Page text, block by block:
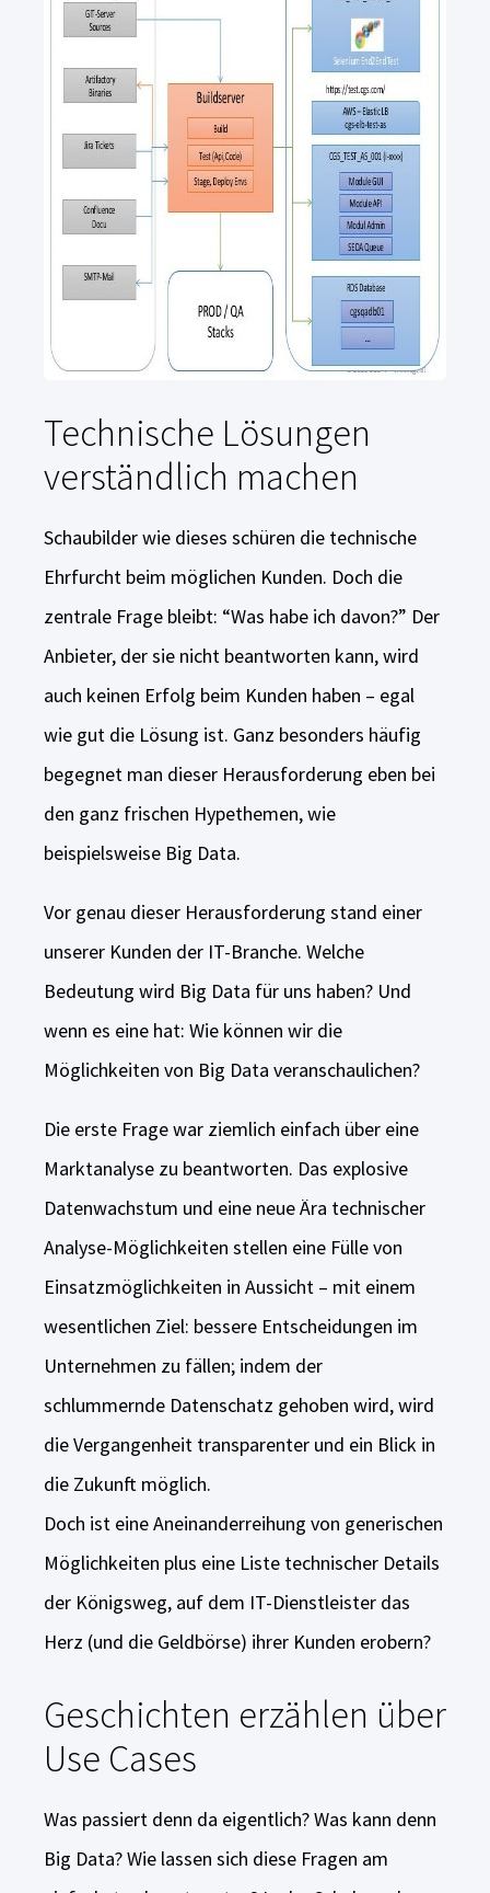
Technische Lösungen
verständlich machen
Schaubilder wie dieses schüren die technische
Ehrfurcht beim möglichen Kunden. Doch die
zentrale Frage bleibt: “Was habe ich davon?” Der
Anbieter, der sie nicht beantworten kann, wird
auch keinen Erfolg beim Kunden haben – egal
wie gut die Lösung ist. Ganz besonders häufig
begegnet man dieser Herausforderung eben bei
den ganz frischen Hypethemen, wie
beispielsweise Big Data.
Vor genau dieser Herausforderung stand einer
unserer Kunden der IT-Branche. Welche
Bedeutung wird Big Data für uns haben? Und
wenn es eine hat: Wie können wir die
Möglichkeiten von Big Data veranschaulichen?
Die erste Frage war ziemlich einfach über eine
Marktanalyse zu beantworten. Das explosive
Datenwachstum und eine neue Ära technischer
Analyse-Möglichkeiten stellen eine Fülle von
Einsatzmöglichkeiten in Aussicht – mit einem
wesentlichen Ziel: bessere Entscheidungen im
Unternehmen zu fällen; indem der
schlummernde Datenschatz gehoben wird, wird
die Vergangenheit transparenter und ein Blick in
die Zukunft möglich.
Doch ist eine Aneinanderreihung von generischen
Möglichkeiten plus eine Liste technischer Details
der Königsweg, auf dem IT-Dienstleister das
Herz (und die Geldbörse) ihrer Kunden erobern?
Geschichten erzählen über
Use Cases
Was passiert denn da eigentlich? Was kann denn
Big Data? Wie lassen sich diese Fragen am